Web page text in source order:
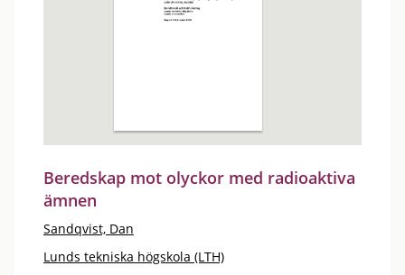
Beredskap mot olyckor med radioaktiva
ämnen
Sandqvist, Dan
Lunds tekniska högskola (LTH)